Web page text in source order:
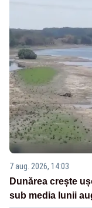
7 aug. 2026, 14:03
Dunărea crește
sub media lunii